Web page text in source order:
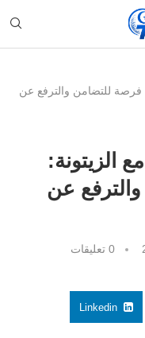
فرصة للتضامن والترفع عن
الزيتونة:
عن
0 تعليقات
Linkedin